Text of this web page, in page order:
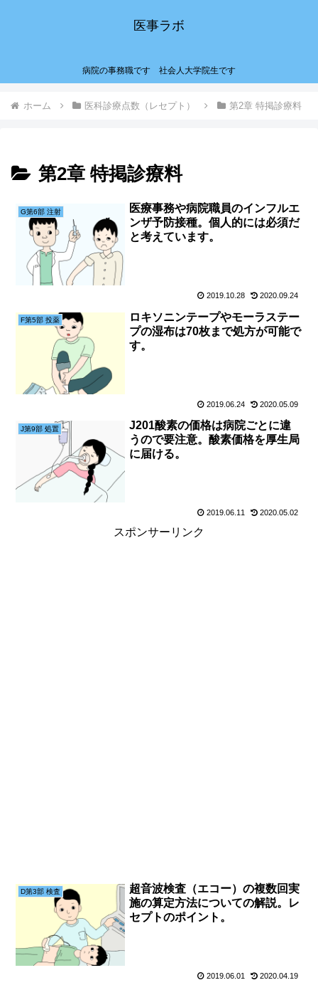
医事ラボ
病院の事務職です 社会人大学院生です
ホーム 医科診療点数（レセプト） 第2章 特掲診療料
第2章 特掲診療料
G第6部 注射
医療事務や病院職員のインフルエ
ンザ予防接種。個人的には必須だ
と考えています。
2019.10.28 2020.09.24
F第5部 投薬
ロキソニンテープやモーラステー
プの湿布は70枚まで処方が可能で
す。
2019.06.24 2020.05.09
J第9部 処置
J201酸素の価格は病院ごとに違
うので要注意。酸素価格を厚生局
に届ける。
2019.06.11 2020.05.02
スポンサーリンク
D第3部 検査
超音波検査（エコー）の複数回実
施の算定方法についての解説。レ
セプトのポイント。
2019.06.01 2020.04.19